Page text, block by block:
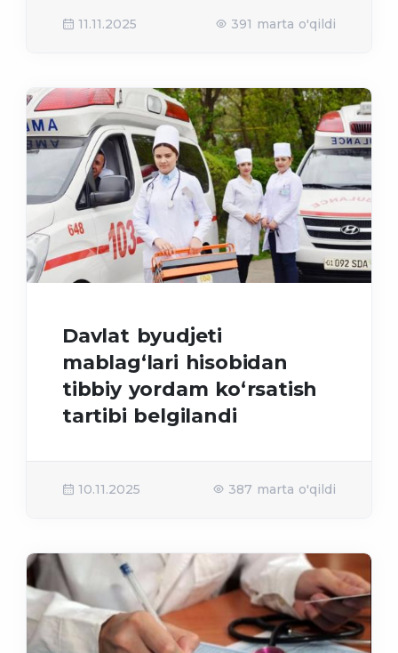
11.11.2025 391 marta o'qildi
Davlat byudjeti
mablag‘lari hisobidan
tibbiy yordam ko‘rsatish
tartibi belgilandi
10.11.2025 387 marta o'qildi